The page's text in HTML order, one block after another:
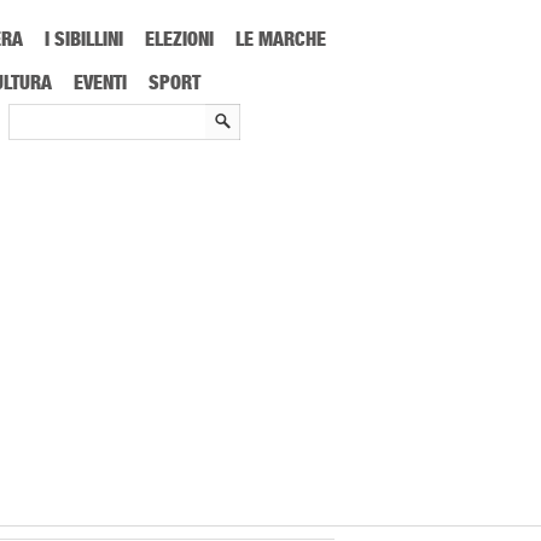
I SIBILLINI ELEZIONI
LE MARCHE
EVENTI SPORT